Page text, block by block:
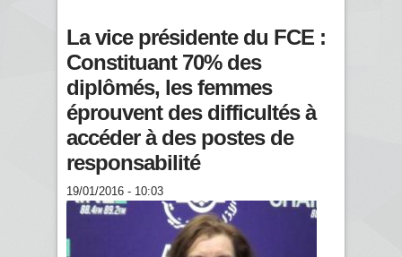
La vice présidente du FCE :
Constituant 70% des
diplômés, les femmes
éprouvent des difficultés à
accéder à des postes de
responsabilité
19/01/2016 - 10:03